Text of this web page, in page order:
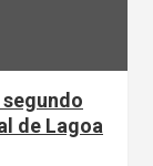
de Lagoa